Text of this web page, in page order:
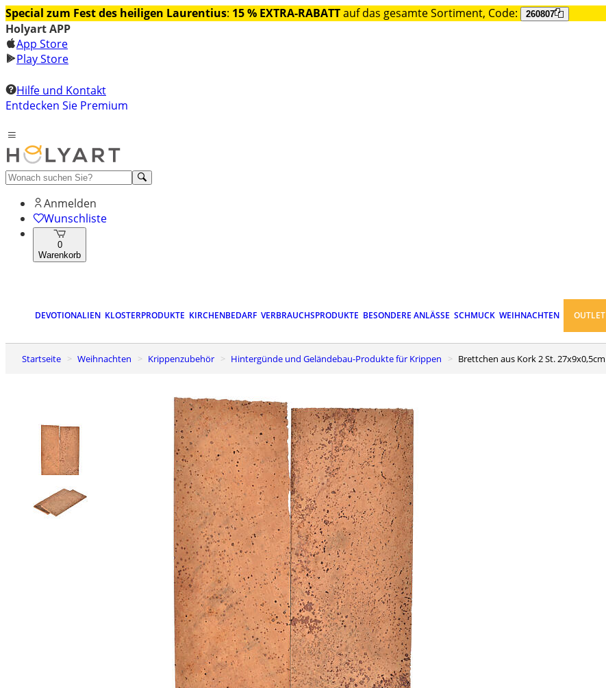
Special zum Fest des heiligen Laurentius: 15 % EXTRA-RABATTauf das gesamte Sortiment, Code: 260807
Holyart APP
App Store
Play Store
Hilfe und Kontakt
Entdecken Sie Premium
Anmelden
Wunschliste
0
Warenkorb
DEVOTIONALIEN KLOSTERPRODUKTE KIRCHENBEDARF VERBRAUCHSPRODUKTE BESONDERE ANLÄSSE SCHMUCK WEIHNACHTEN OUTLET
Startseite Weihnachten Krippenzubehör Hintergünde und Geländebau-Produkte für Krippen Brettchen aus Kork 2 St. 27x9x0,5cm